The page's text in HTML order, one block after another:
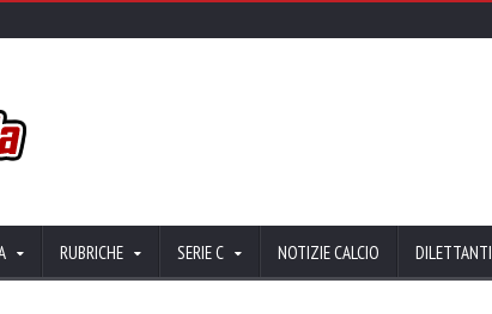
RUBRICHE SERIE C NOTIZIE CALCIO DILETTANTI